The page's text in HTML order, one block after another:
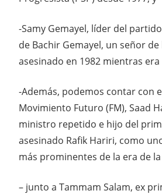
-Samy Gemayel, líder del
de Bachir Gemayel, un señor
asesinado en 1982 mientras
-Además, podemos contar con
Movimiento Futuro (FM), Saad
ministro repetido e hijo del
asesinado Rafik Hariri, como
más prominentes de la era de
– junto a Tammam Salam, ex